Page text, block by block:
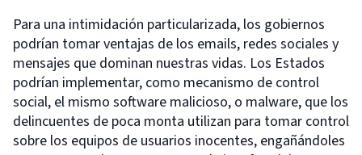
Para una intimidación particularizada, los gobiernos
podrían tomar ventajas de los emails, redes sociales y
mensajes que dominan nuestras vidas. Los Estados
podrían implementar, como mecanismo de control
social, el mismo software malicioso, o malware, que los
delincuentes de poca monta utilizan para tomar control
sobre los equipos de usuarios inocentes, engañándoles